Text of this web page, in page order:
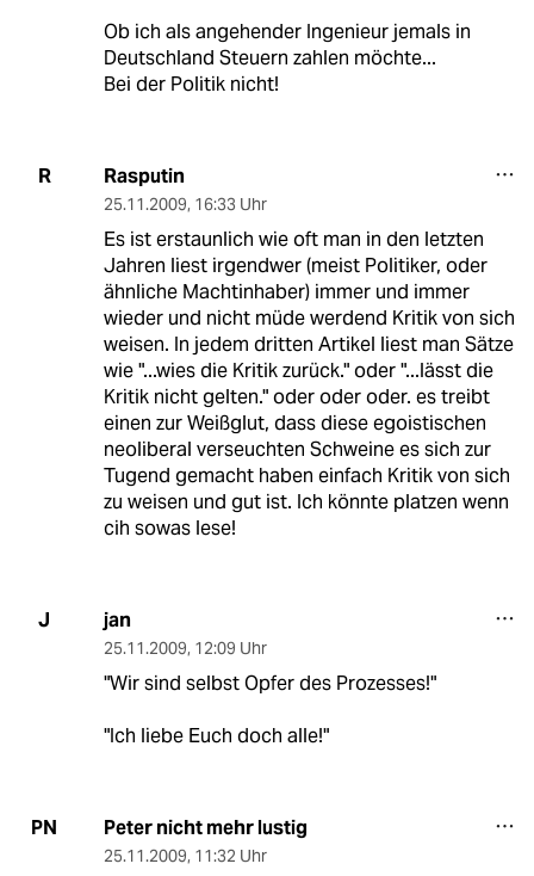
Ob ich als angehender Ingenieur jemals in
Deutschland Steuern zahlen möchte...
Bei der Politik nicht!
R Rasputin
25.11.2009, 16:33 Uhr
Es ist erstaunlich wie oft man in den letzten
Jahren liest irgendwer (meist Politiker, oder
ähnliche Machtinhaber) immer und immer
wieder und nicht müde werdend Kritik von sich
weisen. In jedem dritten Artikel liest man Sätze
wie "...wies die Kritik zurück." oder "...lässt die
Kritik nicht gelten." oder oder oder. es treibt
einen zur Weißglut, dass diese egoistischen
neoliberal verseuchten Schweine es sich zur
Tugend gemacht haben einfach Kritik von sich
zu weisen und gut ist. Ich könnte platzen wenn
cih sowas lese!
J jan
25.11.2009, 12:09 Uhr
"Wir sind selbst Opfer des Prozesses!"
"Ich liebe Euch doch alle!"
PN Peter nicht mehr lustig
25.11.2009, 11:32 Uhr